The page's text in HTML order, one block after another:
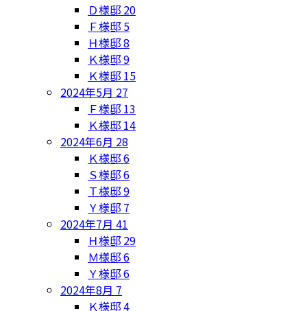
Ｄ様邸 20
Ｆ様邸 5
Ｈ様邸8
Ｋ様邸9
Ｋ様邸 15
2024年5月 27
Ｆ様邸 13
Ｋ様邸 14
2024年6月 28
Ｋ様邸6
Ｓ様邸6
Ｔ様邸9
Ｙ様邸 7
2024年7月 41
Ｈ様邸 29
Ｍ様邸6
Ｙ様邸6
2024年8月 7
Ｋ様邸4